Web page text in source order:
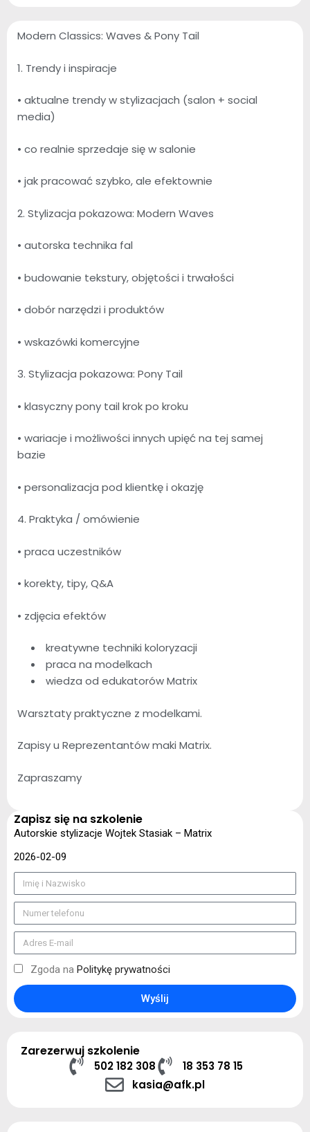
Modern Classics: Waves & Pony Tail
1. Trendy i inspiracje
• aktualne trendy w stylizacjach (salon + social
media)
• co realnie sprzedaje się w salonie
• jak pracować szybko, ale efektownie
2. Stylizacja pokazowa: Modern Waves
• autorska technika fal
• budowanie tekstury, objętości i trwałości
• dobór narzędzi i produktów
• wskazówki komercyjne
3. Stylizacja pokazowa: Pony Tail
• klasyczny pony tail krok po kroku
• wariacje i możliwości innych upięć na tej samej
bazie
• personalizacja pod klientkę i okazję
4. Praktyka / omówienie
• praca uczestników
• korekty, tipy, Q&A
• zdjęcia efektów
kreatywne techniki koloryzacji
praca na modelkach
wiedza od edukatorów Matrix
Warsztaty praktyczne z modelkami.
Zapisy u Reprezentantów maki Matrix.
Zapraszamy
Zapisz się na szkolenie
Autorskie stylizacje Wojtek Stasiak – Matrix
2026-02-09
Zgoda na Politykę prywatności
Wyślij
Zarezerwuj szkolenie
502 182 308
18 353 78 15
kasia@afk.pl